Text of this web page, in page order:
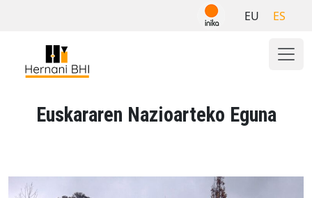
EU ES
Euskararen Nazioarteko Eguna